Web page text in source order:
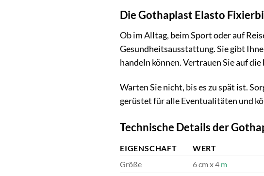
Die Gothaplast Elasto
Ob im Alltag, beim Sport oder auf
Gesundheitsausstattung. Sie gibt
handeln können. Vertrauen Sie auf
Warten Sie nicht, bis es zu spät ist.
gerüstet für alle Eventualitäten und
Technische Details der
EIGENSCHAFT
WERT
Größe
6 cm x 4 m